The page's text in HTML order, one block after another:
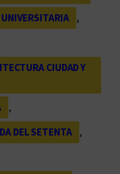
,
CIUDAD Y
,
DEL SETENTA
,